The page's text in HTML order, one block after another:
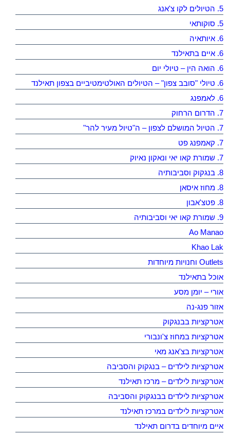
5. הטיולים לקו צ'אנג
5. סוקותאי
6. איותאיה
6. איים בתאילנד
6. הואה הין – טיולי יום
6. טיולי "סובב צפון" – הטיולים האולטימטיביים בצפון תאילנד
6. לאמפנג
7. הדרום הרחוק
7. הטיול המושלם לצפון – ה"טיול מעיר להר"
7. קאמפנג פט
7. שמורת קאו יאי ונאקון נאיוק
8. בנגקוק וסביבותיה
8. מחוז איסאן
8. פטצ'אבון
9. שמורת קאו יאי וסביבותיה
Ao Manao
Khao Lak
Outlets וחנויות מיוחדות
אוכל בתאילנד
אורי – יומן מסע
אזור פנג-נה
אטרקציות בבנגקוק
אטרקציות במחוז צ'ונבורי
אטרקציות בצ'אנג מאי
אטרקציות לילדים – בנגקוק והסביבה
אטרקציות לילדים – מרכז תאילנד
אטרקציות לילדים בבנגקוק והסביבה
אטרקציות לילדים במרכז תאילנד
איים מיוחדים בדרום תאילנד